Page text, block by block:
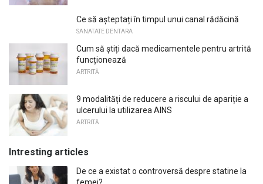
Ce să așteptați în timpul unui canal rădăcină
SANATATE DENTARA
Cum să știți dacă medicamentele pentru artrită
funcționează
ARTRITĂ
9 modalități de reducere a riscului de apariție a
ulcerului la utilizarea AINS
ARTRITĂ
Intresting articles
De ce a existat o controversă despre statine la